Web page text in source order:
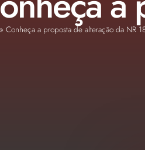
» Conheça a proposta de alteração da NR